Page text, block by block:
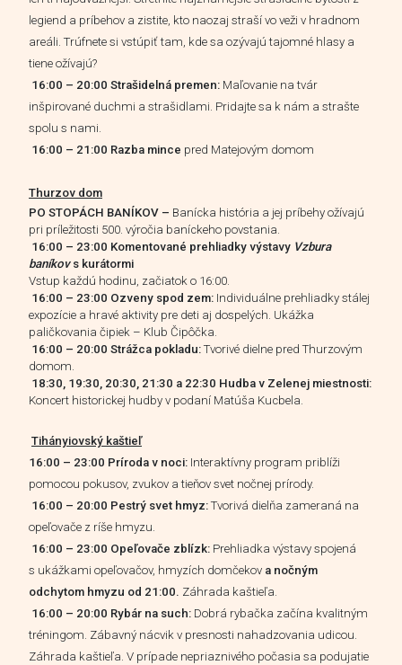
legiend a príbehov a zistite, kto naozaj straší vo veži v hradnom
areáli. Trúfnete si vstúpiť tam, kde sa ozývajú tajomné hlasy a
tiene ožívajú?
16:00 – 20:00 Strašidelná premen: Maľovanie na tvár
inšpirované duchmi a strašidlami. Pridajte sa k nám a strašte
spolu s nami.
16:00 – 21:00 Razba mince pred Matejovým domom
Thurzov dom
PO STOPÁCH BANÍKOV – Banícka história a jej príbehy ožívajú
pri príležitosti 500. výročia baníckeho povstania.
16:00 – 23:00 Komentované prehliadky výstavy Vzbura
baníkov s kurátormi
Vstup každú hodinu, začiatok o 16:00.
16:00 – 23:00 Ozveny spod zem: Individuálne prehliadky stálej
expozície a hravé aktivity pre deti aj dospelých. Ukážka
paličkovania čipiek – Klub Čipôčka.
16:00 – 20:00 Strážca pokladu: Tvorivé dielne pred Thurzovým
domom.
18:30, 19:30, 20:30, 21:30 a 22:30 Hudba v Zelenej miestnosti:
Koncert historickej hudby v podaní Matúša Kucbela.
Tihányiovský kaštieľ
16:00 – 23:00 Príroda v noci: Interaktívny program priblíži
pomocou pokusov, zvukov a tieňov svet nočnej prírody.
16:00 – 20:00 Pestrý svet hmyz: Tvorivá dielňa zameraná na
opeľovače z ríše hmyzu.
16:00 – 23:00 Opeľovače zblízk: Prehliadka výstavy spojená
s ukážkami opeľovačov, hmyzích domčekov a nočným
odchytom hmyzu od 21:00. Záhrada kaštieľa.
16:00 – 20:00 Rybár na such: Dobrá rybačka začína kvalitným
tréningom. Zábavný nácvik v presnosti nahadzovania udicou.
Záhrada kaštieľa. V prípade nepriaznivého počasia sa podujatie